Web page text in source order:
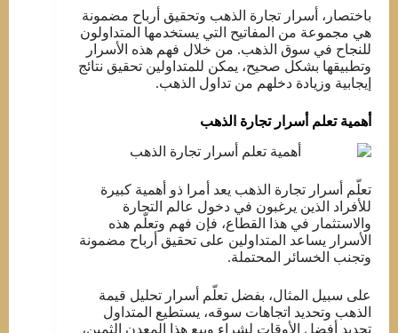
باختصار، أسرار تجارة الذهب وتحقيق أرباح مضمونة
هي مجموعة من المفاتيح التي يستخدمها المتداولون
للنجاح في سوق الذهب. من خلال فهم هذه الأسرار
وتطبيقها بشكل صحيح، يمكن للمتداولين تحقيق نتائج
إيجابية وزيادة دخلهم من تداول الذهب.
أهمية تعلم أسرار تجارة الذهب
تعلّم أسرار تجارة الذهب يعد أمرا ذو أهمية كبيرة
للأفراد الذين يرغبون في دخول عالم التجارة
والاستثمار في هذا القطاع، فإن فهم وتعلّم هذه
الأسرار يساعد المتداولين على تحقيق أرباح مضمونة
وتجنب الخسائر المحتملة.
على سبيل المثال، بفضل تعلّم أسرار تحليل قيمة
الذهب وتحديد اتجاهات سوقه، يستطيع المتداول
تحديد أفضل الأوقات لشراء وبيع هذا المعدن الثمين،